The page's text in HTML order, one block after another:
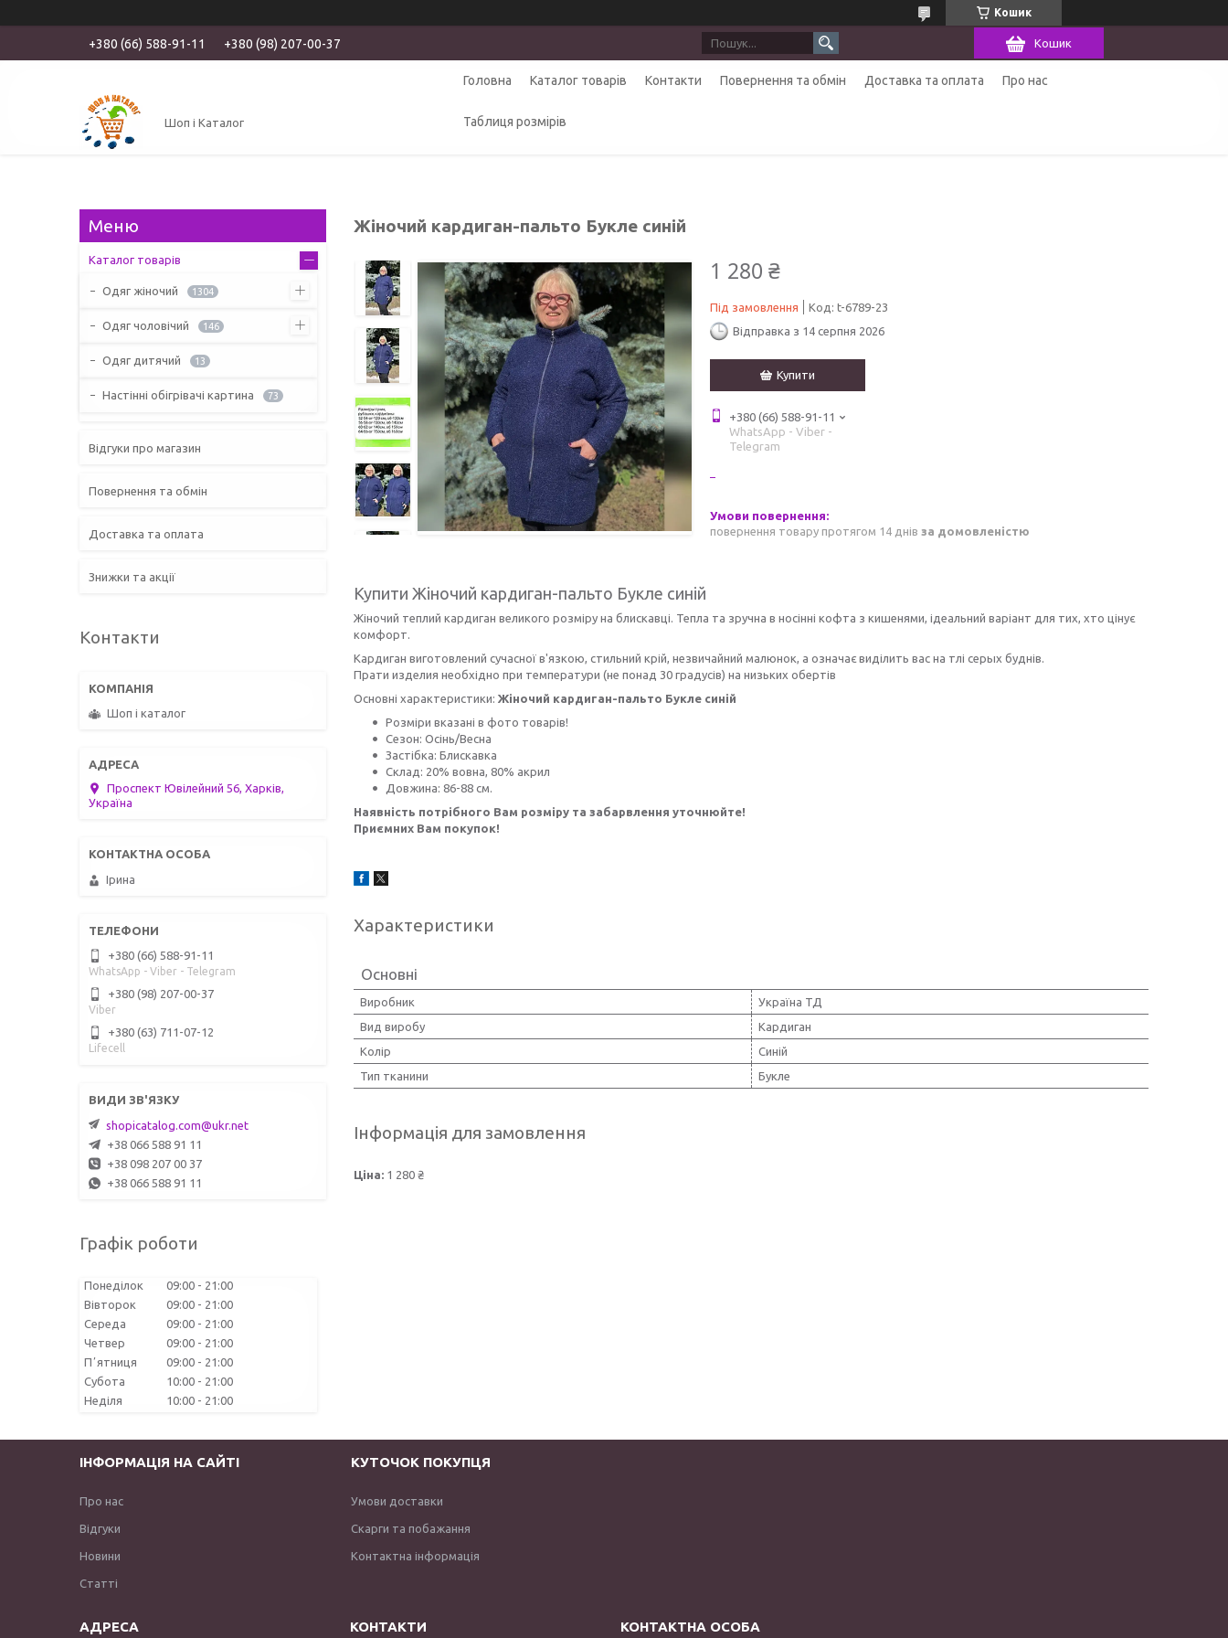
Кошик
+380 (66) 588-91-11 +380 (98) 207-00-37 Кошик
Шоп і Каталог
Головна Каталог товарів Контакти Повернення та обмін Доставка та оплата Про нас
Таблиця розмірів
Жіночий кардиган-пальто Букле синій
1 280 ₴
Під замовлення Код: t-6789-23
Відправка з 14 серпня 2026
Купити
+380 (66) 588-91-11
WhatsApp - Viber -
Telegram
повернення товару протягом 14 днів за домовленістю
Купити Жіночий кардиган-пальто Букле синій
Жіночий теплий кардиган великого розміру на блискавці. Тепла та зручна в носінні кофта з кишенями, ідеальний варіант для тих, хто цінує
комфорт.
Кардиган виготовлений сучасної в'язкою, стильний крій, незвичайний малюнок, а означає виділить вас на тлі серых буднів.
Прати изделия необхідно при температури (не понад 30 градусів) на низьких обертів
Основні характеристики: Жіночий кардиган-пальто Букле синій
Розміри вказані в фото товарів!
Сезон: Осінь/Весна
Застібка: Блискавка
Склад: 20% вовна, 80% акрил
Довжина: 86-88 см.
Наявність потрібного Вам розміру та забарвлення уточнюйте!
Приємних Вам покупок!
Характеристики
Основні
Виробник
Україна ТД
Вид виробу
Кардиган
Колір
Синій
Тип тканини
Букле
Інформація для замовлення
Ціна: 1 280 ₴
Каталог товарів
Одяг жіночий 1304
Одяг чоловічий 146
Одяг дитячий 13
Настінні обігрівачі картина 73
Відгуки про магазин
Повернення та обмін
Доставка та оплата
Знижки та акції
Контакти
Шоп і каталог
Проспект Ювілейний 56, Харків,
Україна
Ірина
+380 (66) 588-91-11
WhatsApp - Viber - Telegram
+380 (98) 207-00-37
Viber
+380 (63) 711-07-12
Lifecell
shopicatalog.com@ukr.net
+38 066 588 91 11
+38 098 207 00 37
+38 066 588 91 11
Графік роботи
Понеділок 09:00
21:00
Вівторок
09:00
21:00
Середа
09:00
21:00
Четвер
09:00
21:00
Пʼятниця
09:00
21:00
Субота
10:00
21:00
Неділя
10:00 21:00
ІНФОРМАЦІЯ НА САЙТІ
Про нас
Відгуки
Новини
Статті
КУТОЧОК ПОКУПЦЯ
Умови доставки
Скарги та побажання
Контактна інформація